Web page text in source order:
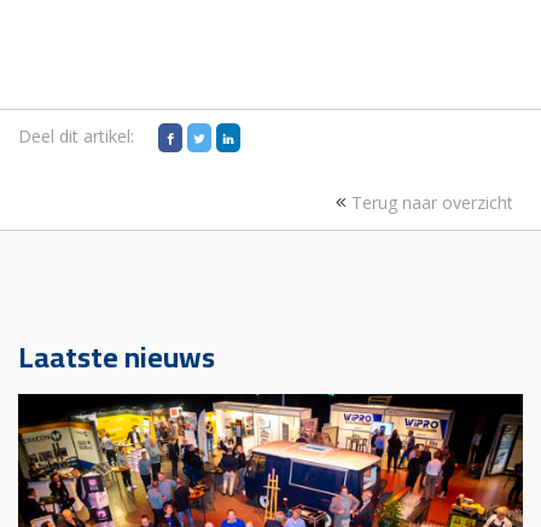
Deel dit artikel:
Terug naar overzicht
Laatste nieuws